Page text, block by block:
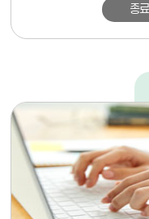
종료